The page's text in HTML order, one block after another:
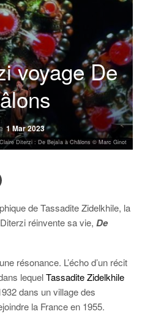
voyage De
1 Mar 2023
Claire Diterzi : De Bejaïa à Châlons © Marc Ginot
de Tassadite Zidelkhile, la
réinvente sa vie, De
résonance. L’écho d’un récit
lequelTassadite Zidelkhile
dans un village des
la France en 1955.